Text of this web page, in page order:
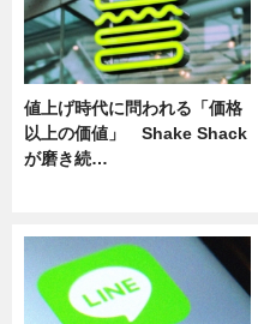
値上げ時代に問われる「価格
以上の価値」 Shake Shack
が磨き続…